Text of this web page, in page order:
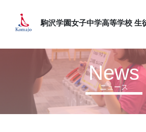
駒沢学園女子中学高等学校 生
ニュース
News